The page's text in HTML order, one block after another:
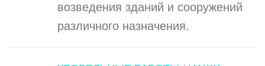
возведения зданий и сооружений
различного назначения.